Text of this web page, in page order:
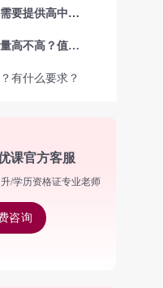
自考大专申请毕业需要提供高中毕业证吗？
广东开放大学含金量高不高？值得报考吗？
有什么要求？
课官方客服
/学历资格证专业老师
咨询